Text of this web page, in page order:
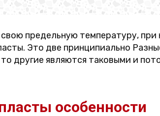
предельную температуру, при
Это две принципиально
другие являются таковыми и
особенности